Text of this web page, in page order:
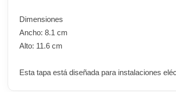
Dimensiones
Ancho: 8.1 cm
Alto: 11.6 cm
Esta tapa está diseñada para instalaciones